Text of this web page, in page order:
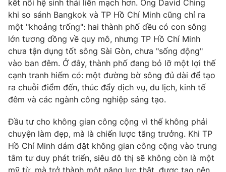
kết nối hệ sinh thái liền mạch hơn. Ông David Ching
khi so sánh Bangkok và TP Hồ Chí Minh cũng chỉ ra
một "khoảng trống": hai thành phố đều có con sông
lớn tương đồng về quy mô, nhưng TP Hồ Chí Minh
chưa tận dụng tốt sông Sài Gòn, chưa "sống động"
vào ban đêm. Ở đây, thành phố đang bỏ lỡ một lợi thế
cạnh tranh hiếm có: một đường bờ sông đủ dài để tạo
ra chuỗi điểm đến, thúc đẩy dịch vụ, du lịch, kinh tế
đêm và các ngành công nghiệp sáng tạo.
Đầu tư cho không gian công cộng vì thế không phải
chuyện làm đẹp, mà là chiến lược tăng trưởng. Khi TP
Hồ Chí Minh dám đặt không gian công cộng vào trung
tâm tư duy phát triển, siêu đô thị sẽ không còn là một
mỹ từ, mà trở thành một năng lực thật, được tạo nên